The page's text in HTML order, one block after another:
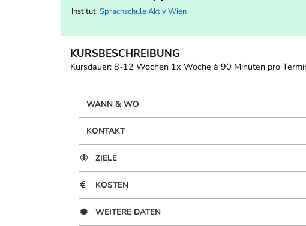
Institut: Sprachschule Aktiv Wien
KURSBESCHREIBUNG
Kursdauer: 8-12 Wochen 1x Woche à 90 Minuten pro
WANN & WO
KONTAKT
ZIELE
KOSTEN
WEITERE DATEN